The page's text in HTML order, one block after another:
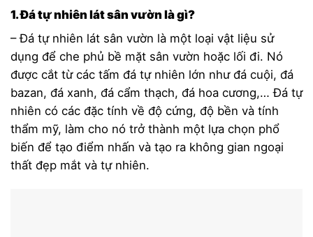
1. Đá tự nhiên lát sân vườn là gì?
– Đá tự nhiên lát sân vườn là một loại vật liệu sử
dụng để che phủ bề mặt sân vườn hoặc lối đi. Nó
được cắt từ các tấm đá tự nhiên lớn như đá cuội, đá
bazan, đá xanh, đá cẩm thạch, đá hoa cương,… Đá tự
nhiên có các đặc tính về độ cứng, độ bền và tính
thẩm mỹ, làm cho nó trở thành một lựa chọn phổ
biến để tạo điểm nhấn và tạo ra không gian ngoại
thất đẹp mắt và tự nhiên.